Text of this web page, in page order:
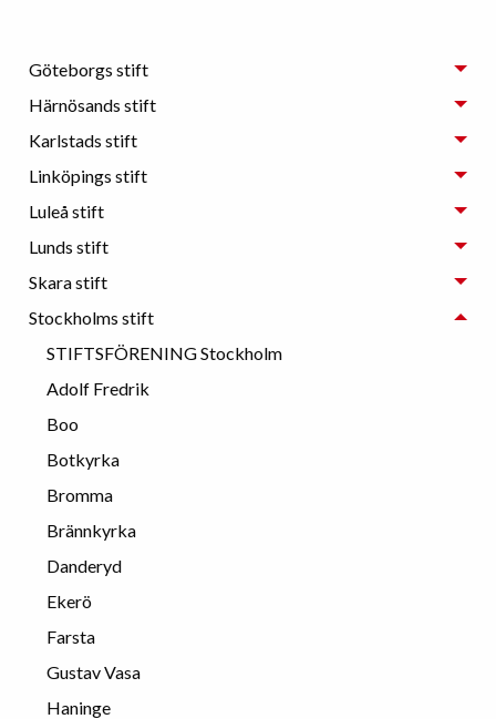
Göteborgs stift
Härnösands stift
Karlstads stift
Linköpings stift
Luleå stift
Lunds stift
Skara stift
Stockholms stift
STIFTSFÖRENING Stockholm
Adolf Fredrik
Boo
Botkyrka
Bromma
Brännkyrka
Danderyd
Ekerö
Farsta
Gustav Vasa
Haninge